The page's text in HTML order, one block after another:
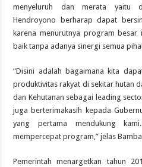
menyeluruh dan merata yaitu
Hendroyono berharap dapat
karena menurutnya program
baik tanpa adanya sinergi semua
“Disini adalah bagaimana kita
produktivitas rakyat di sekitar hutan
dan Kehutanan sebagai leading
juga berterimakasih kepada
yang pertama mendukung
mempercepat program,” jelas
Pemerintah menargetkan tahun